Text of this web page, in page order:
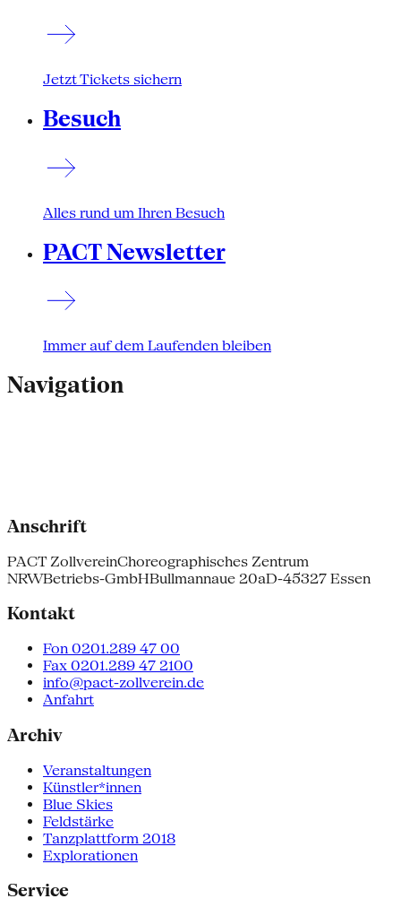
Jetzt Tickets sichern
Besuch
Alles rund um Ihren Besuch
PACT Newsletter
Immer auf dem Laufenden bleiben
Navigation
Anschrift
PACT ZollvereinChoreographisches Zentrum
NRWBetriebs-GmbHBullmannaue 20aD-45327 Essen
Kontakt
Fon 0201.289 47 00
Fax 0201.289 47 2100
info@pact-zollverein.de
Anfahrt
Archiv
Veranstaltungen
Künstler*innen
Blue Skies
Feldstärke
Tanzplattform 2018
Explorationen
Service